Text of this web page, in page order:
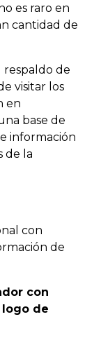
es raro en
cantidad de
de
visitar los
en
base de
información
de la
con
de
con
logo de